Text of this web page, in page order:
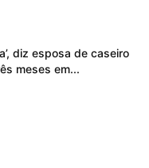
diz esposa de caseiro
meses em...